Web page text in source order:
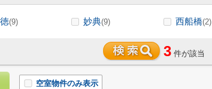
(9) 妙典(9) 西船橋(2)
3 件が該当
空室物件のみ表示